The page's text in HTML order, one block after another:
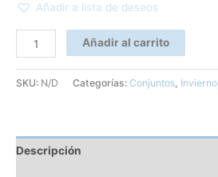
Añadir a lista de deseos
Añadir al carrito
SKU: N/D Categorías: Conjuntos Invierno
Descripción